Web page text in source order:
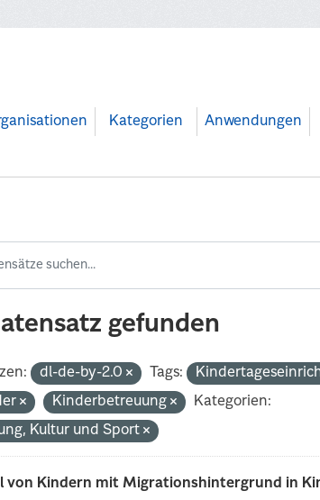
Kategorien Anwendungen
gefunden
dl-de-by-2.0 Tags:
Kinderbetreuung
Kategorien:
Kultur und Sport
von Kindern mit Migrationshintergrund in